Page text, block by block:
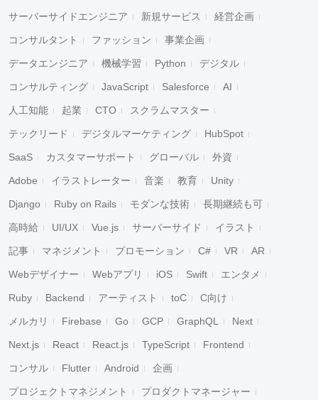
サーバーサイドエンジニア 新規サービス 経営企画
コンサルタント ファッション 事業企画
データエンジニア 機械学習 Python デジタル
コンサルティング JavaScript Salesforce AI
人工知能 起業 CTO スクラムマスター
テックリード デジタルマーケティング HubSpot
SaaS カスタマーサポート グローバル 外資
Adobe イラストレーター 音楽 教育 Unity
Django Ruby on Rails モダンな技術 長期継続も可
高時給 UI/UX Vue.js サーバーサイド イラスト
記事 マネジメント プロモーション C# VR AR
Webデザイナー Webアプリ iOS Swift エンタメ
Ruby Backend アーティスト toC C向け
メルカリ Firebase Go GCP GraphQL Next
Next.js React React.js TypeScript Frontend
コンサル Flutter Android 企画
プロジェクトマネジメント プロダクトマネージャー